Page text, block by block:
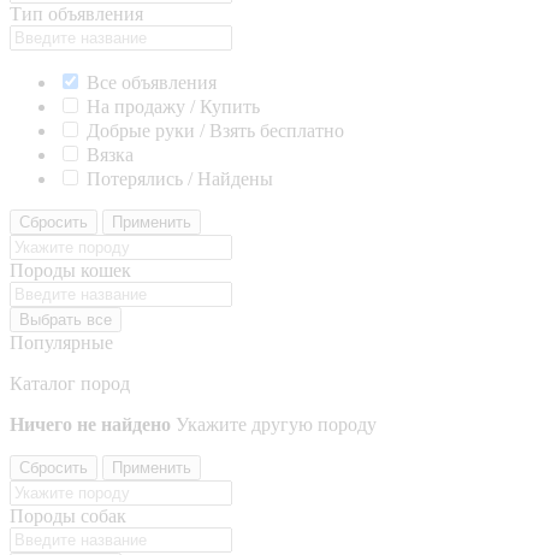
Тип объявления
Все объявления
На продажу / Купить
Добрые руки / Взять бесплатно
Вязка
Потерялись / Найдены
Сбросить Применить
Породы кошек
Выбрать все
Популярные
Каталог пород
Ничего не найдено Укажите другую породу
Сбросить Применить
Породы собак